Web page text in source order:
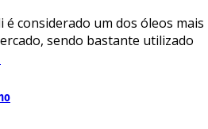
é considerado um dos óleos mais
sendo bastante utilizado